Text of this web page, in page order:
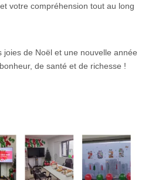
votre compréhension tout au long
joies de Noël et une nouvelle année
de santé et de richesse !